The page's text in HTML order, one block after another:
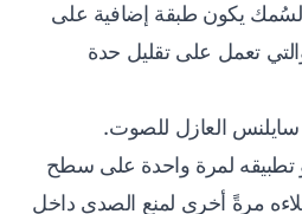
يكون طبقة إضافية على
تعمل على تقليل حدة
سايلنس العازل للصوت.
تطبيقه لمرة واحدة على سطح
مرةً أخرى لمنع الصدى داخل